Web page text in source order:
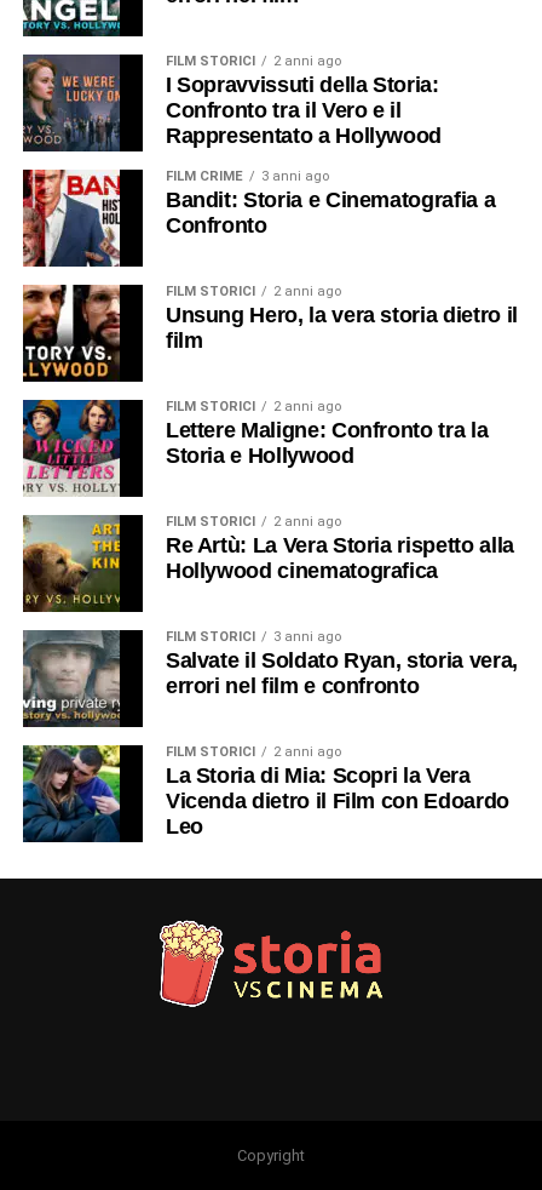
FILM STORICI 2 anni ago
I Sopravvissuti della Storia:
Confronto tra il Vero e il
Rappresentato a Hollywood
FILM CRIME 3 anni ago
Bandit: Storia e Cinematografia a
Confronto
FILM STORICI 2 anni ago
Unsung Hero, la vera storia dietro il
film
FILM STORICI 2 anni ago
Lettere Maligne: Confronto tra la
Storia e Hollywood
FILM STORICI 2 anni ago
Re Artù: La Vera Storia rispetto alla
Hollywood cinematografica
FILM STORICI 3 anni ago
Salvate il Soldato Ryan, storia vera,
errori nel film e confronto
FILM STORICI 2 anni ago
La Storia di Mia: Scopri la Vera
Vicenda dietro il Film con Edoardo
Leo
Copyright